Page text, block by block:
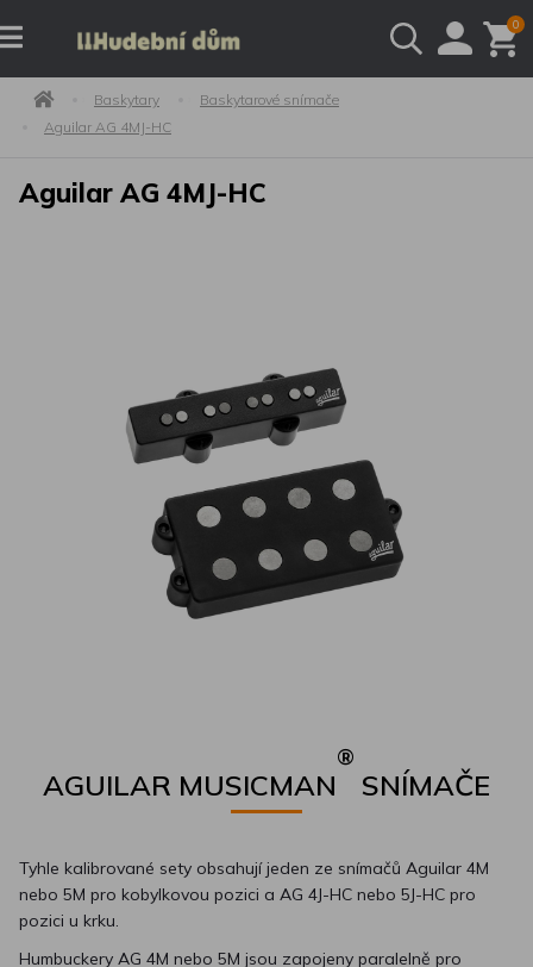
0
Baskytary
Baskytarové snímače
Aguilar AG 4MJ-HC
Aguilar AG 4MJ-HC
AGUILAR MUSICMAN
®
SNÍMAČE
Tyhle kalibrované sety obsahují jeden ze snímačů Aguilar 4M
nebo 5M pro kobylkovou pozici a AG 4J-HC nebo 5J-HC pro
pozici u krku.
Humbuckery AG 4M nebo 5M jsou zapojeny paralelně pro